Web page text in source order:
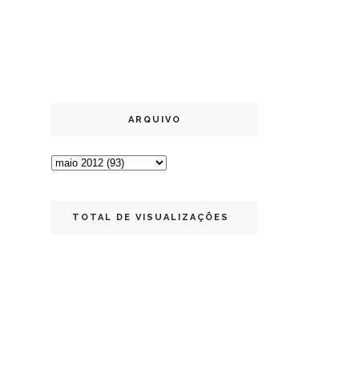
ARQUIVO
TOTAL DE VISUALIZAÇÕES